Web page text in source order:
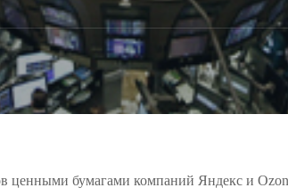
ценными бумагами компаний Яндекс и